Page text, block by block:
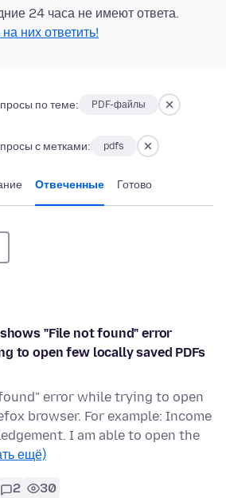
24 часа не имеют ответа.
них ответить!
по теме: PDF-файлы
с метками: pdfs
Отвеченные Готово
"File not found" error
to open few locally saved PDFs
error while trying to open
browser. For example: Income
I am able to open the
ещё)
2 30